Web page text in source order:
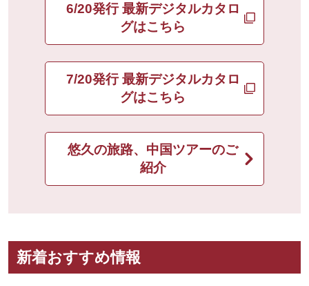
6/20発行 最新デジタルカタロ
グはこちら
7/20発行 最新デジタルカタロ
グはこちら
悠久の旅路、中国ツアーのご
紹介
新着おすすめ情報